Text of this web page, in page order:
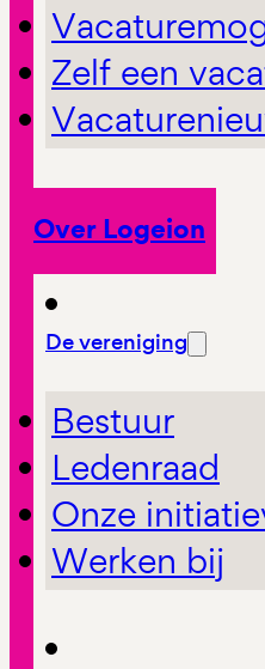
Zelf een
Over Logeion
De vereniging
Bestuur
Ledenraad
Onze
Werken bij